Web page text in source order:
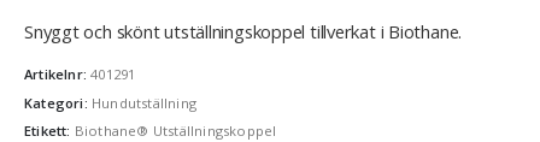
Snyggt och skönt utställningskoppel tillverkat i Biothane.
Artikelnr:401291
Kategori: Hundutställning
Etikett: Biothane® Utställningskoppel